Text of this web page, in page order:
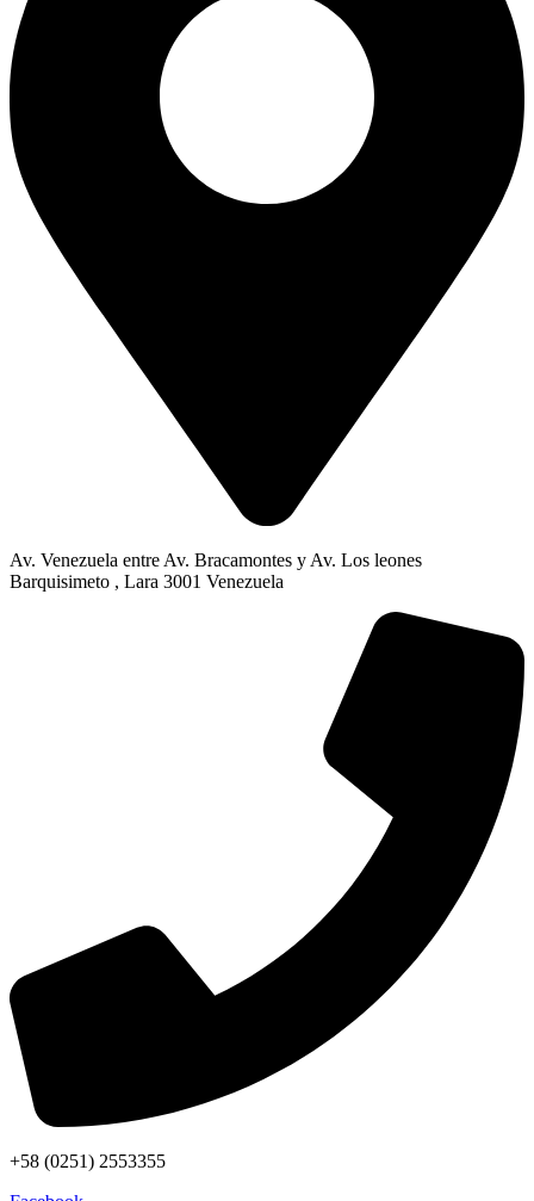
Av. Venezuela entre Av. Bracamontes y Av. Los leones
Barquisimeto , Lara 3001 Venezuela
+58 (0251) 2553355